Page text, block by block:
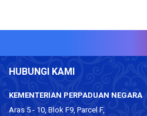
HUBUNGI KAMI
KEMENTERIAN PERPADUAN NEGARA
Aras 5 - 10, Blok F9, Parcel F,